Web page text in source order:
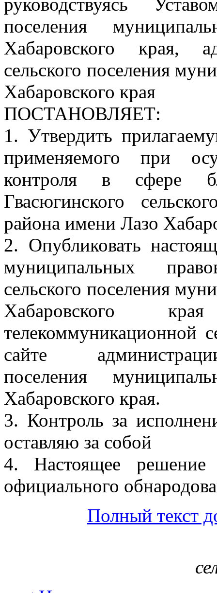
руководствуясь
поселения
Хабаровского края,
сельского поселения
Хабаровского края
ПОСТАНОВЛЯЕТ:
1. Утвердить
применяемого при
контроля в сфере
Гвасюгинского
района имени Лазо
2. Опубликовать
муниципальных
сельского поселения
Хабаровского
телекоммуникационной
сайте
поселения
Хабаровского края.
3. Контроль за
оставляю за собой
4. Настоящее
официального
Полный текст